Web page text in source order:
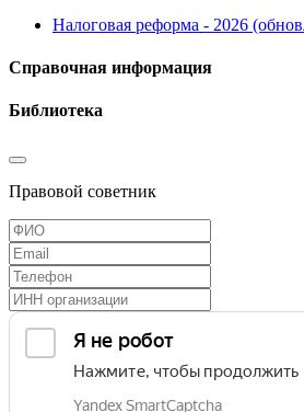
Налоговая реформа - 2026
Справочная информация
Библиотека
Правовой советник